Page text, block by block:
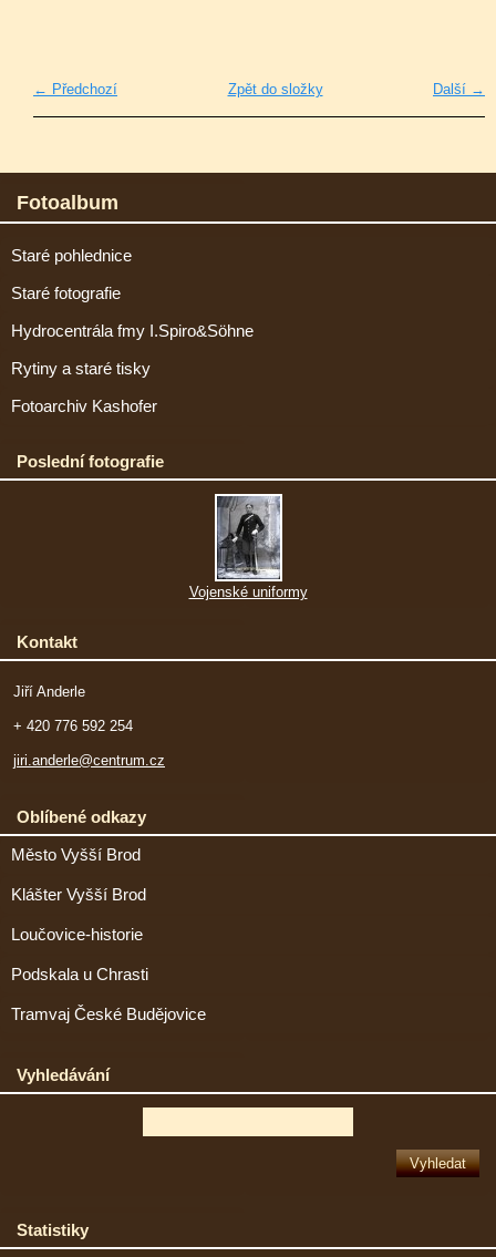
← Předchozí Další →
Zpět do složky
Fotoalbum
Staré pohlednice
Staré fotografie
Hydrocentrála fmy I.Spiro&Söhne
Rytiny a staré tisky
Fotoarchiv Kashofer
Poslední fotografie
Vojenské uniformy
Kontakt
Jiří Anderle
+ 420 776 592 254
jiri.anderle@centrum.cz
Oblíbené odkazy
Město Vyšší Brod
Klášter Vyšší Brod
Loučovice-historie
Podskala u Chrasti
Tramvaj České Budějovice
Vyhledávání
Statistiky